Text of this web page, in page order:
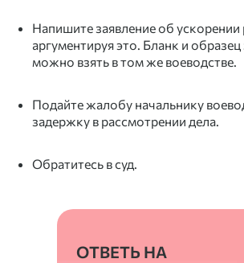
Напишите заявление об ускорении
аргументируя это. Бланк и
можно взять в том же воеводстве.
Подайте жалобу начальнику
задержку в рассмотрении дела.
Обратитесь в суд.
ОТВЕТЬ НА